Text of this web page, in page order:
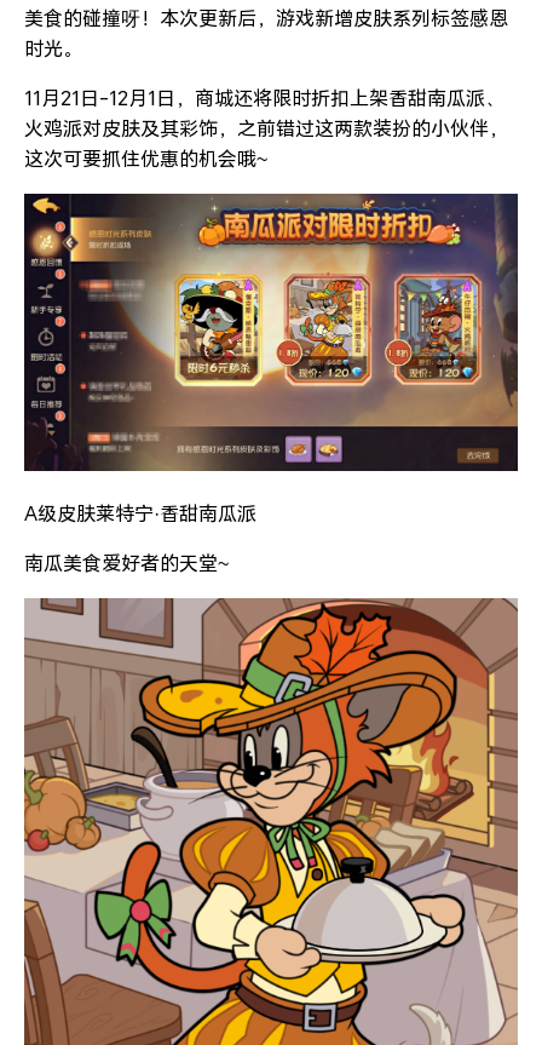
美食的碰撞呀！本次更新后，游戏新增皮肤系列标签感恩
时光。
11月21日-12月1日，商城还将限时折扣上架香甜南瓜派、
火鸡派对皮肤及其彩饰，之前错过这两款装扮的小伙伴，
这次可要抓住优惠的机会哦~
A级皮肤莱特宁·香甜南瓜派
南瓜美食爱好者的天堂~